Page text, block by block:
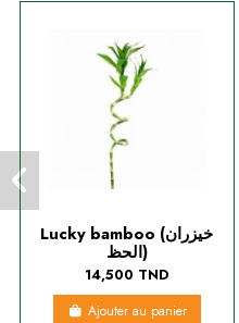
Lucky bamboo (خيزران
الحظ)
14,500 TND
Ajouter au panier